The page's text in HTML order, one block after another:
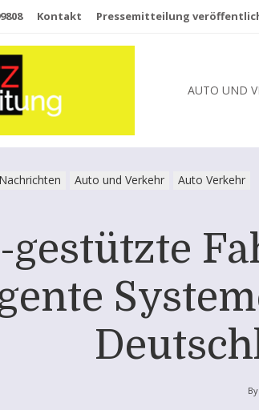
Kontakt Pressemitteilung
AUTO UND
Auto und Verkehr Auto Verkehr
gestützte
By